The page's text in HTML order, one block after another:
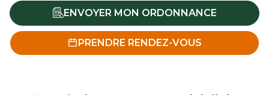
ENVOYER MON ORDONNANCE
PRENDRE RENDEZ-VOUS